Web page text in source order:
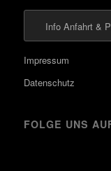
Info Anfahrt &
Impressum
Datenschutz
FOLGE UNS